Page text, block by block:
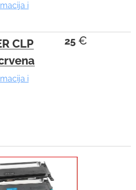
i
CLP
i
25 €